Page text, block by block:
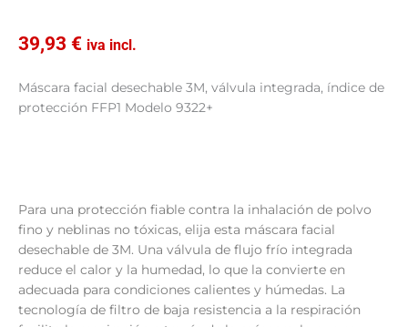
39,93 € iva incl.
Máscara facial desechable 3M, válvula integrada, índice de
protección FFP1 Modelo 9322+
Para una protección fiable contra la inhalación de polvo
fino y neblinas no tóxicas, elija esta máscara facial
desechable de 3M. Una válvula de flujo frío integrada
reduce el calor y la humedad, lo que la convierte en
adecuada para condiciones calientes y húmedas. La
tecnología de filtro de baja resistencia a la respiración